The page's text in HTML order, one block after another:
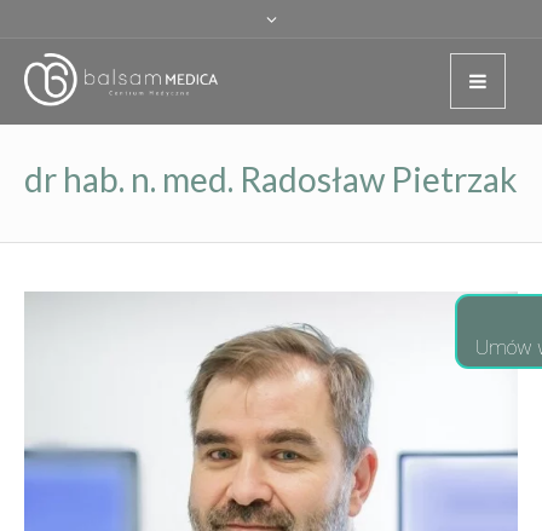
dr hab. n. med. Radosław Pietrzak
Umów